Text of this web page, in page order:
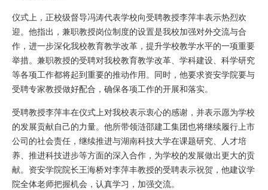
仪式上，正校级督导冯涛代表学校向受聘教授李萍丰表示热烈欢
迎。他指出，兼职教授岗位制度的设置是我校加强对外交流与合
作，进一步深化我校教育教学改革，提升学校教学水平的一项重要
举措。兼职教授的受聘对我校教育教学改革、学科建设、科学研究
等各项工作都将起到重要的推动作用。同时，他要求资安学院要与
受聘专家教授做好配合，确保各项工作的开展和落实。
受聘教授李萍丰在仪式上对我校表示衷心的感谢，并表示愿为学校
的发展贡献自己的力量。他所带领涟邵建工集团也将继续履行上市
公司的社会责任，继续推进与湖南科技大学在课题研究、人才培
养、推进科技进步等方面的深入合作，为学校的发展做出更大的贡
献。资安学院院长王海桥对李萍丰教授的受聘表示祝贺，他建议学
院全体老师把握机会，认真学习，加强交流。